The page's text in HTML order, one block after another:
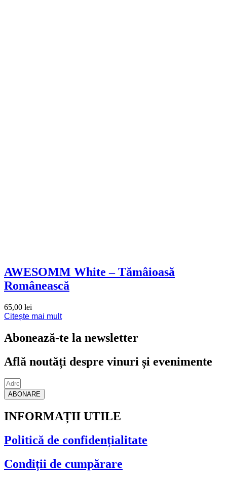
AWESOMM White – Tămâioasă
Românească
65,00 lei
Citește mai mult
Abonează-te la newsletter
Află noutăți despre vinuri și evenimente
ABONARE
INFORMAȚII UTILE
Politică de confidențialitate
Condiții de cumpărare